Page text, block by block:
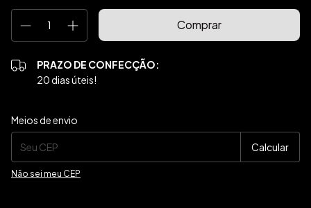
PRAZO DE CONFECÇÃO:
20 dias úteis!
Entregas para o CEP:
Meios de envio
Calcular
Não sei meu CEP